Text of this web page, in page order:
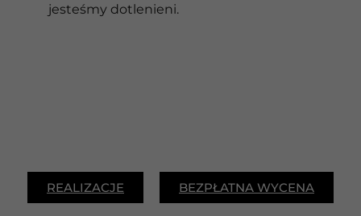
jesteśmy dotlenieni.
REALIZACJE BEZPŁATNA WYCENA